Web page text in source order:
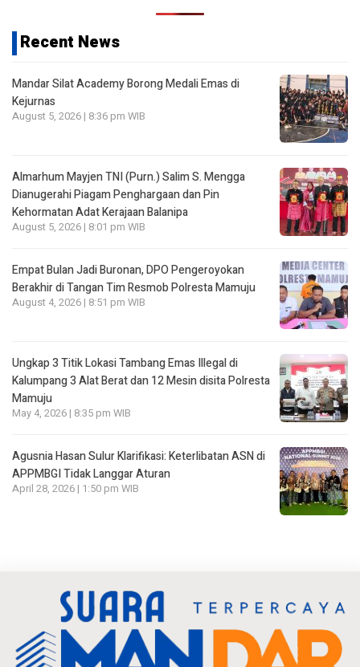
Recent News
Mandar Silat Academy Borong Medali Emas di
Kejurnas
August 5, 2026 | 8:36 pm WIB
Almarhum Mayjen TNI (Purn.) Salim S. Mengga
Dianugerahi Piagam Penghargaan dan Pin
Kehormatan Adat Kerajaan Balanipa
August 5, 2026 | 8:01 pm WIB
Empat Bulan Jadi Buronan, DPO Pengeroyokan
Berakhir di Tangan Tim Resmob Polresta Mamuju
August 4, 2026 | 8:51 pm WIB
Ungkap 3 Titik Lokasi Tambang Emas Illegal di
Kalumpang 3 Alat Berat dan 12 Mesin disita Polresta
Mamuju
May 4, 2026 | 8:35 pm WIB
Agusnia Hasan Sulur Klarifikasi: Keterlibatan ASN di
APPMBGI Tidak Langgar Aturan
April 28, 2026 | 1:50 pm WIB